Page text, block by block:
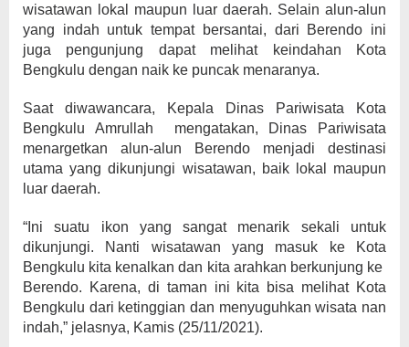
wisatawan lokal maupun luar daerah. Selain alun-alun
yang indah untuk tempat bersantai, dari Berendo ini
juga pengunjung dapat melihat keindahan Kota
Bengkulu dengan naik ke puncak menaranya.
Saat diwawancara, Kepala Dinas Pariwisata Kota
Bengkulu Amrullah mengatakan, Dinas Pariwisata
menargetkan alun-alun Berendo menjadi destinasi
utama yang dikunjungi wisatawan, baik lokal maupun
luar daerah.
“Ini suatu ikon yang sangat menarik sekali untuk
dikunjungi. Nanti wisatawan yang masuk ke Kota
Bengkulu kita kenalkan dan kita arahkan berkunjung ke
Berendo. Karena, di taman ini kita bisa melihat Kota
Bengkulu dari ketinggian dan menyuguhkan wisata nan
indah,” jelasnya, Kamis (25/11/2021).